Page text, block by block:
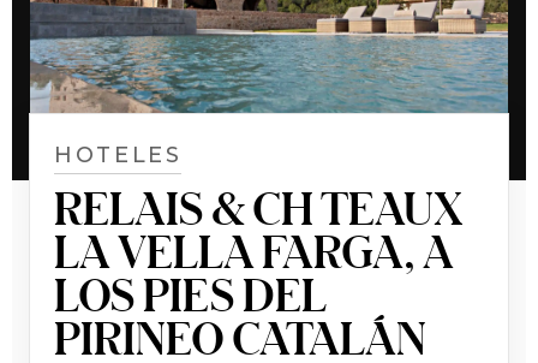
HOTELES
RELAIS & CH TEAUX
LA VELLA FARGA, A
LOS PIES DEL
PIRINEO CATALÁN